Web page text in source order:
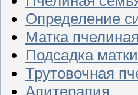
Определение
Матка пчелиная
Подсадка матки
Трутовочная
Апитерапия